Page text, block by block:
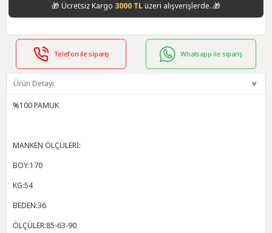
🎁 Ücretsiz Kargo 3000 TLüzeri alışverişlerde..🎁
Telefon ile sipariş Whatsapp ile sipariş
Ürün Detayı
%100 PAMUK
MANKEN ÖLÇÜLERİ:
BOY:170
KG:54
BEDEN:36
ÖLÇÜLER:85-63-90